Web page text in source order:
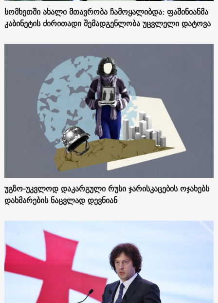
სომხეთში ახალი მთავრობა ჩამოყალიბდა: ფაშინიანმა
კაბინეტის ძირითადი შემადგენლობა უცვლელი დატოვა
უგზო-უკვლოდ დაკარგული რუსი ჯარისკაცების ოჯახებს
დახმარების ნაცვლად დევნიან